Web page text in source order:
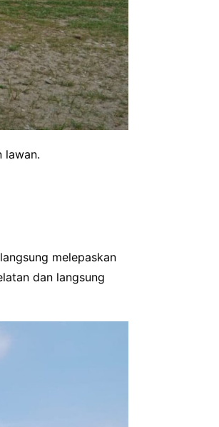
lawan.
melepaskan
dan langsung